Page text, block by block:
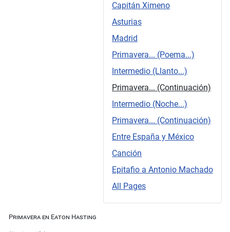
Capitán Ximeno
Asturias
Madrid
Primavera... (Poema...)
Intermedio (Llanto...)
Primavera... (Continuación)
Intermedio (Noche...)
Primavera... (Continuación)
Entre España y México
Canción
Epitafio a Antonio Machado
All Pages
Primavera en Eaton Hasting